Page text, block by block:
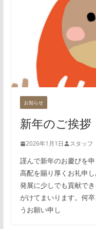
お知らせ
新年のご挨拶
2026年1月1日 スタッフ
謹んで新年のお慶びを
高配を賜り厚くお礼申
発展に少しでも貢献で
がけてまいります。何
うお願い申し